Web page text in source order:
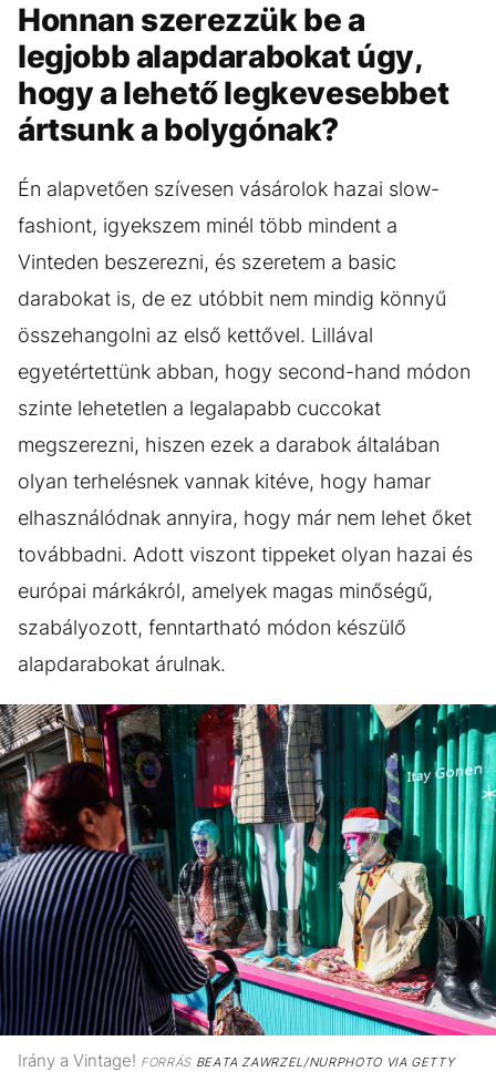
Honnan szerezzük be a
legjobb alapdarabokat úgy,
hogy a lehető legkevesebbet
ártsunk a bolygónak?
Én alapvetően szívesen vásárolok hazai slow-
fashiont, igyekszem minél több mindent a
Vinteden beszerezni, és szeretem a basic
darabokat is, de ez utóbbit nem mindig könnyű
összehangolni az első kettővel. Lillával
egyetértettünk abban, hogy second-hand módon
szinte lehetetlen a legalapabb cuccokat
megszerezni, hiszen ezek a darabok általában
olyan terhelésnek vannak kitéve, hogy hamar
elhasználódnak annyira, hogy már nem lehet őket
továbbadni. Adott viszont tippeket olyan hazai és
európai márkákról, amelyek magas minőségű,
szabályozott, fenntartható módon készülő
alapdarabokat árulnak.
Irány a Vintage! FORRÁSBEATA ZAWRZEL/NURPHOTO VIA GETTY